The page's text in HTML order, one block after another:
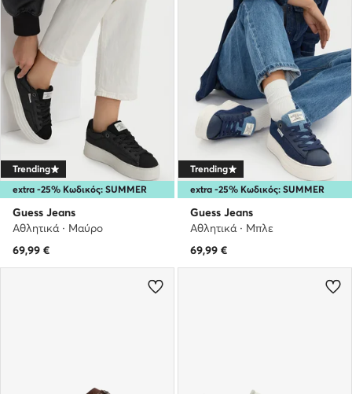
extra -25% Κωδικός: SUMMER
Trending
Guess Jeans
Αθλητικά · Μαύρο
69,99 €
extra -25% Κωδικός: SUMMER
Trending
Guess Jeans
Αθλητικά · Μπλε
69,99 €